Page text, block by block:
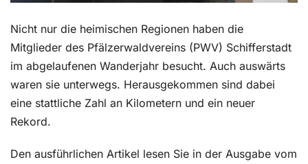
Nicht nur die heimischen Regionen haben die
Mitglieder des Pfälzerwaldvereins (PWV) Schifferstadt
im abgelaufenen Wanderjahr besucht. Auch auswärts
waren sie unterwegs. Herausgekommen sind dabei
eine stattliche Zahl an Kilometern und ein neuer
Rekord.
Den ausführlichen Artikel lesen Sie in der Ausgabe vom